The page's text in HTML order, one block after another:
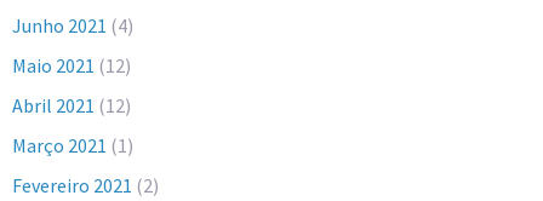
Junho 2021 (4)
Maio 2021 (12)
Abril 2021 (12)
Março 2021 (1)
Fevereiro 2021 (2)